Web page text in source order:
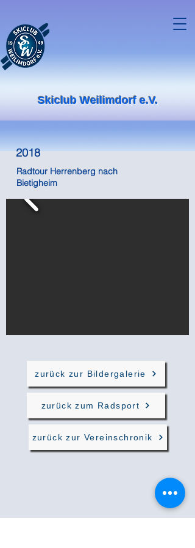
Skiclub Weilimdorf e.V.
2018
Radtour Herrenberg nach
Bietigheim
zurück zur Bildergalerie
zurück zum Radsport
zurück zur Vereinschronik